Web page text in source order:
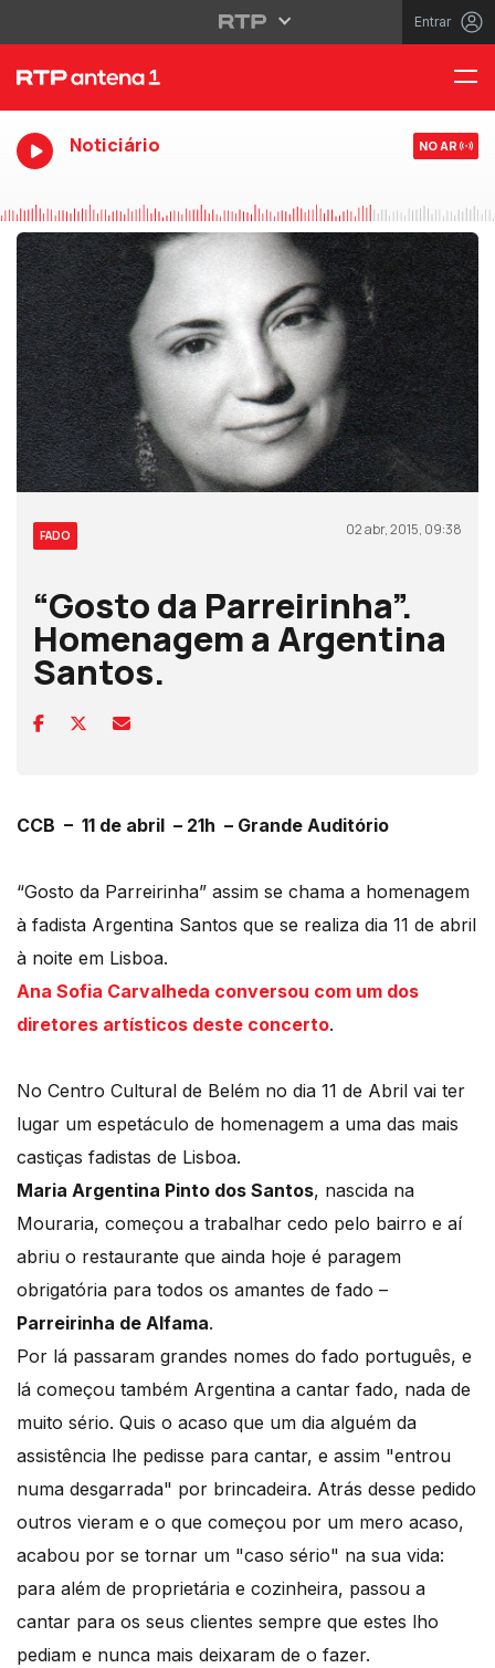
Entrar
Noticiário NO AR
FADO 02 abr, 2015, 09:38
“Gosto da Parreirinha”.
Homenagem a Argentina
Santos.
CCB – 11 de abril – 21h – Grande Auditório
“Gosto da Parreirinha” assim se chama a homenagem
à fadista Argentina Santos que se realiza dia 11 de abril
à noite em Lisboa.
Ana Sofia Carvalheda conversou com um dos
diretores artísticos deste concerto.
No Centro Cultural de Belém no dia 11 de Abril vai ter
lugar um espetáculo de homenagem a uma das mais
castiças fadistas de Lisboa.
Maria Argentina Pinto dos Santos, nascida na
Mouraria, começou a trabalhar cedo pelo bairro e aí
abriu o restaurante que ainda hoje é paragem
obrigatória para todos os amantes de fado –
Parreirinha de Alfama.
Por lá passaram grandes nomes do fado português, e
lá começou também Argentina a cantar fado, nada de
muito sério. Quis o acaso que um dia alguém da
assistência lhe pedisse para cantar, e assim "entrou
numa desgarrada" por brincadeira. Atrás desse pedido
outros vieram e o que começou por um mero acaso,
acabou por se tornar um "caso sério" na sua vida:
para além de proprietária e cozinheira, passou a
cantar para os seus clientes sempre que estes lho
pediam e nunca mais deixaram de o fazer.